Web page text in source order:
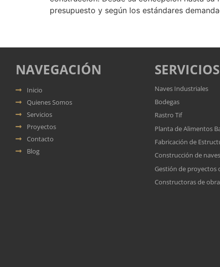
presupuesto y según los estándares
NAVEGACIÓN
Inicio
Quienes Somos
Servicios
Proyectos
Contacto
Blog
SERVICIOS
Naves Industriales
Bodegas
Rastro Tif
Planta de Alimentos
Fabricación de
Construcción de
Gestión de proyectos
Constructoras de